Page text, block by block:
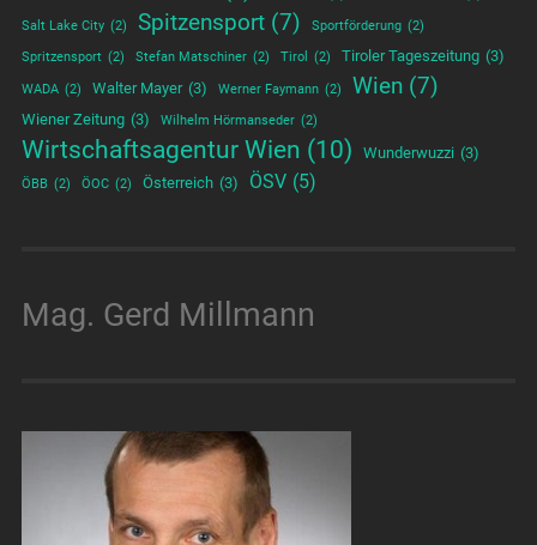
Salt Lake City (2) Spitzensport (7) Sportförderung (2)
Spritzensport (2) Stefan Matschiner (2) Tirol (2) Tiroler Tageszeitung (3)
WADA (2) Walter Mayer (3) Werner Faymann (2) Wien (7)
Wiener Zeitung (3) Wilhelm Hörmanseder (2)
Wirtschaftsagentur Wien (10) Wunderwuzzi (3)
ÖBB (2) ÖOC (2) Österreich (3) ÖSV (5)
Mag. Gerd Millmann